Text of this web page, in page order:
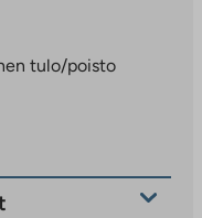
tulo/poisto